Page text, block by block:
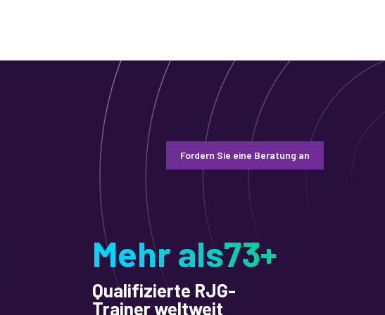
Fordern Sie eine Beratung an
Qualifizierte RJG-
Trainer weltweit
Mehr als73+